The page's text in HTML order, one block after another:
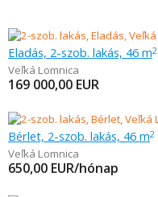
Eladás, 2-szob. lakás, 46 m2
Veľká Lomnica
169 000,00 EUR
Bérlet, 2-szob. lakás, 46 m2
Veľká Lomnica
650,00 EUR/hónap